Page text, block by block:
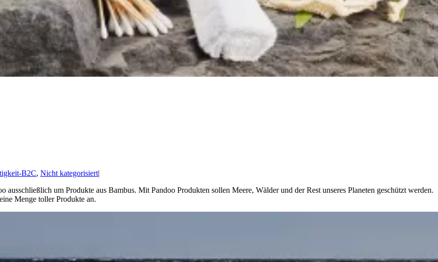
B2C, Nicht kategorisiert|
ausschließlich um Produkte aus Bambus. Mit Pandoo Produkten sollen Meere, Wälder und der Rest unseres Planeten geschützt werden.
Menge toller Produkte an.